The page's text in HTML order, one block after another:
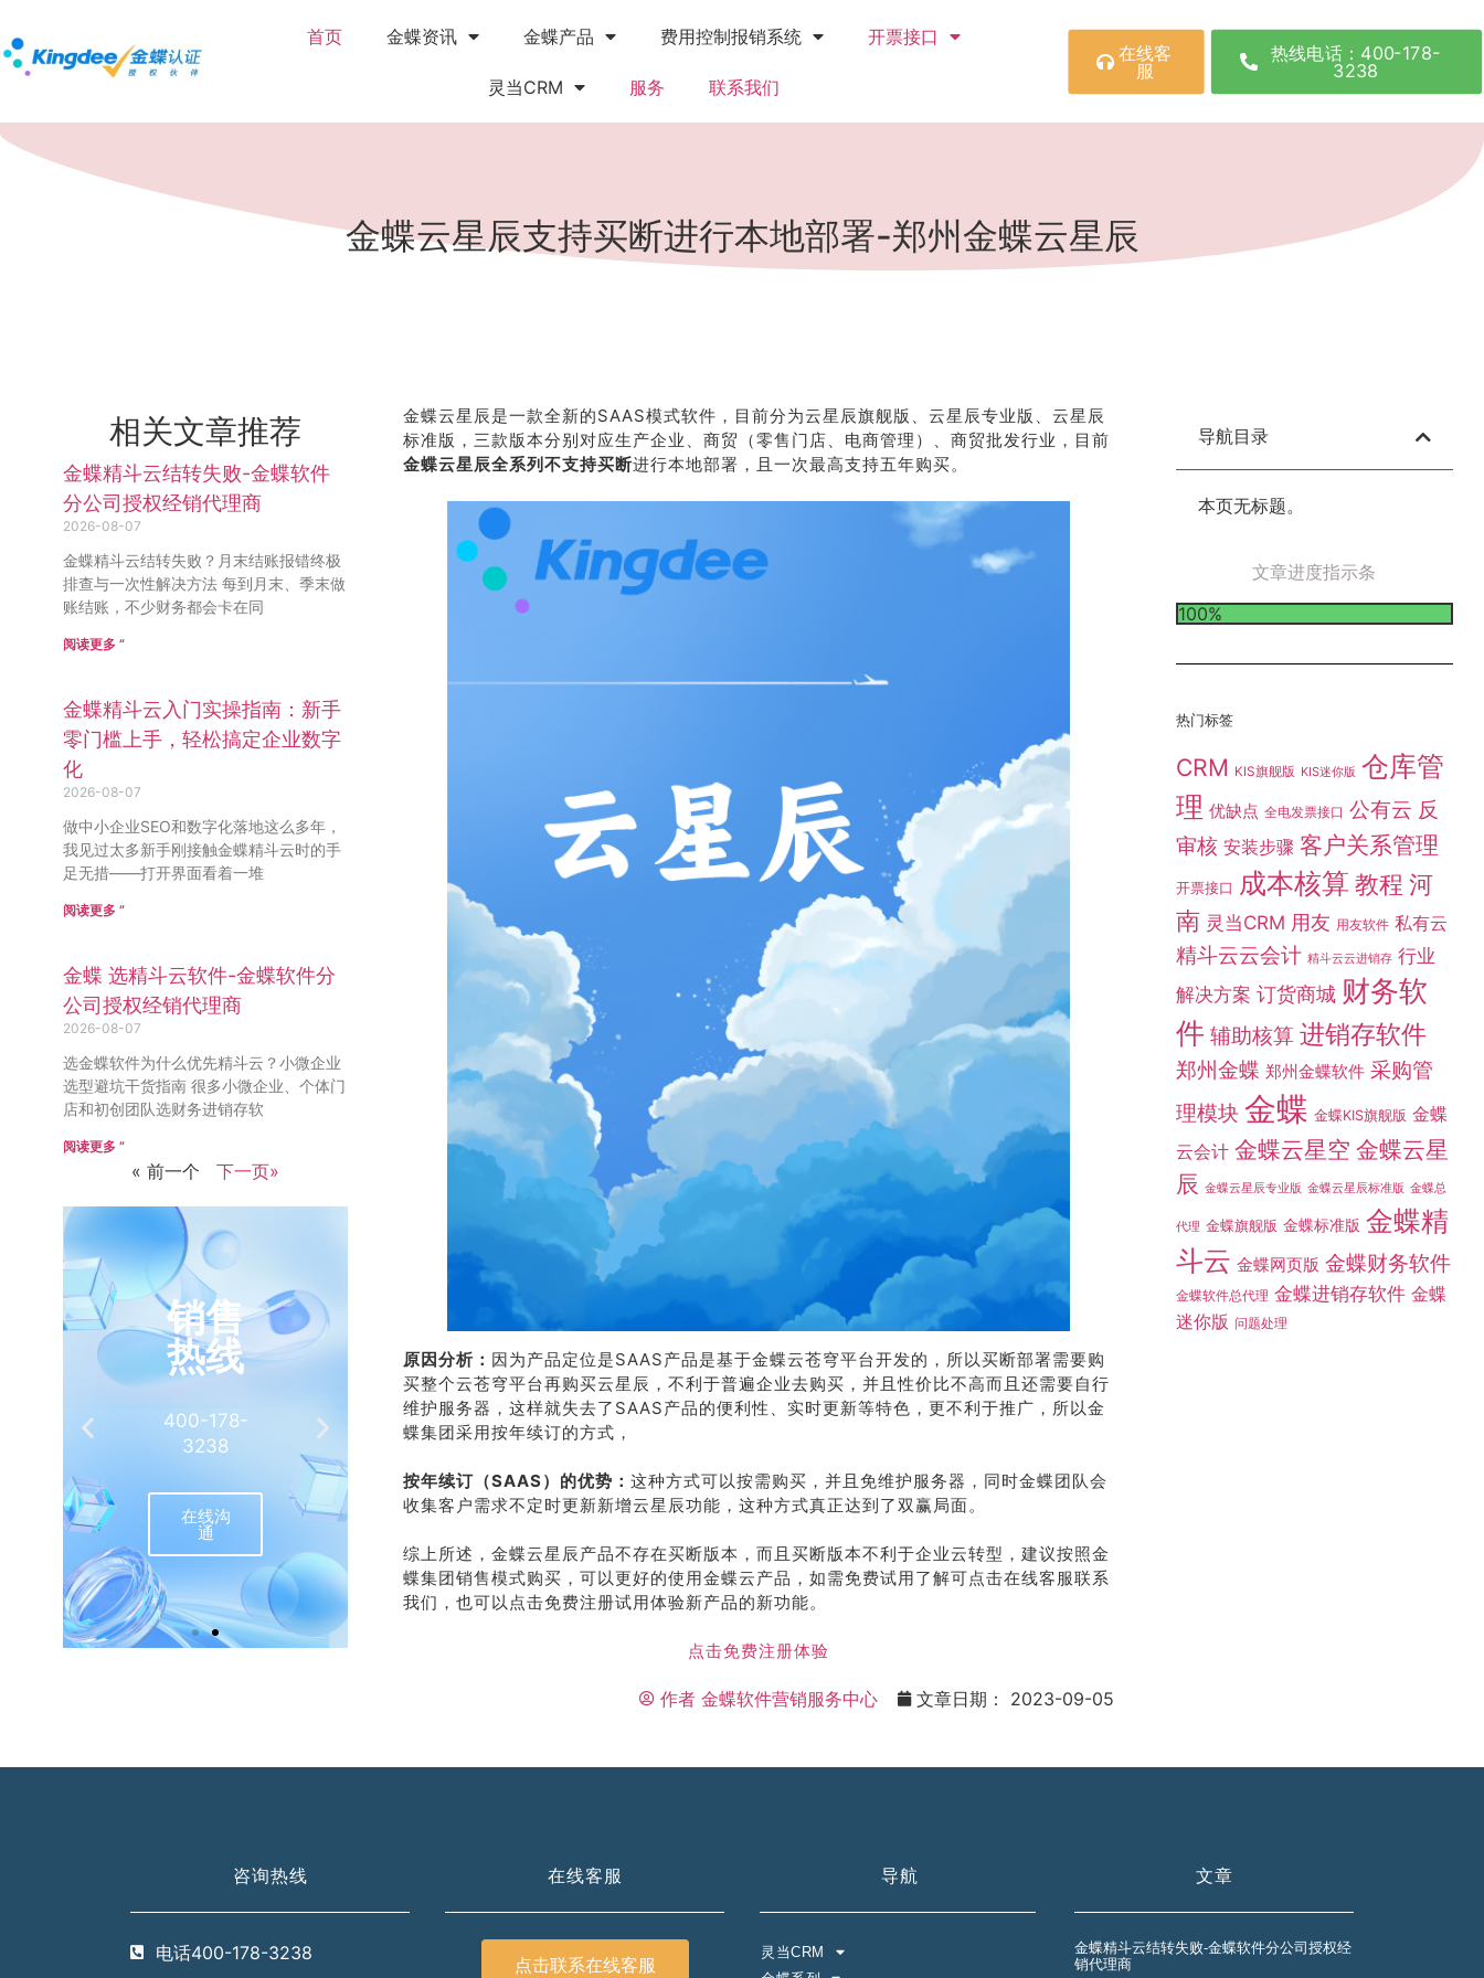
首页 金蝶资讯 金蝶产品 费用控制报销系统 开票接口
灵当CRM 服务 联系我们
在线客
服
热线电话：400-178-
3238
金蝶云星辰支持买断进行本地部署-郑州金蝶云星辰
相关文章推荐
金蝶精斗云结转失败-金蝶软件
分公司授权经销代理商
2026-08-07
金蝶精斗云结转失败？月末结账报错终极
排查与一次性解决方法 每到月末、季末做
账结账，不少财务都会卡在同
阅读更多 ”
金蝶精斗云入门实操指南：新手
零门槛上手，轻松搞定企业数字
化
2026-08-07
做中小企业SEO和数字化落地这么多年，
我见过太多新手刚接触金蝶精斗云时的手
足无措——打开界面看着一堆
阅读更多 ”
金蝶 选精斗云软件-金蝶软件分
公司授权经销代理商
2026-08-07
选金蝶软件为什么优先精斗云？小微企业
选型避坑干货指南 很多小微企业、个体门
店和初创团队选财务进销存软
阅读更多 ”
« 前一个 下一页»
销售
热线
400-178-
3238
在线沟
通
推荐
有礼
介绍客户豪礼
相送
联系我
销售
热线
400-178-
在线沟
金蝶云星辰是一款全新的SAAS模式软件，目前分为云星辰旗舰版、云星辰专业版、云星辰
标准版，三款版本分别对应生产企业、商贸（零售门店、电商管理）、商贸批发行业，目前
金蝶云星辰全系列不支持买断进行本地部署，且一次最高支持五年购买。
原因分析： 因为产品定位是SAAS产品是基于金蝶云苍穹平台开发的，所以买断部署需要购
买整个云苍穹平台再购买云星辰，不利于普遍企业去购买，并且性价比不高而且还需要自行
维护服务器，这样就失去了SAAS产品的便利性、实时更新等特色，更不利于推广，所以金
蝶集团采用按年续订的方式，
按年续订（SAAS）的优势： 这种方式可以按需购买，并且免维护服务器，同时金蝶团队会
收集客户需求不定时更新新增云星辰功能，这种方式真正达到了双赢局面。
综上所述，金蝶云星辰产品不存在买断版本，而且买断版本不利于企业云转型，建议按照金
蝶集团销售模式购买，可以更好的使用金蝶云产品，如需免费试用了解可点击在线客服联系
我们，也可以点击免费注册试用体验新产品的新功能。
点击免费注册体验
作者金蝶软件营销服务中心 文章日期： 2023-09-05
导航目录
本页无标题。
文章进度指示条
100%
热门标签
CRM KIS旗舰版 KIS迷你版 仓库管
理 优缺点 全电发票接口 公有云 反
审核 安装步骤 客户关系管理
开票接口 成本核算 教程 河
南 灵当CRM 用友 用友软件 私有云
精斗云云会计 精斗云云进销存 行业
解决方案 订货商城 财务软
件 辅助核算 进销存软件
郑州金蝶 郑州金蝶软件 采购管
理模块 金蝶 金蝶KIS旗舰版 金蝶
云会计 金蝶云星空 金蝶云星
辰 金蝶云星辰专业版 金蝶云星辰标准版 金蝶总
代理 金蝶旗舰版 金蝶标准版 金蝶精
斗云 金蝶网页版 金蝶财务软件
金蝶软件总代理 金蝶进销存软件 金蝶
迷你版 问题处理
咨询热线
电话400-178-3238
在线客服
点击联系在线客服
导航
灵当CRM
文章
金蝶精斗云结转失败-金蝶软件分公司授权经
销代理商